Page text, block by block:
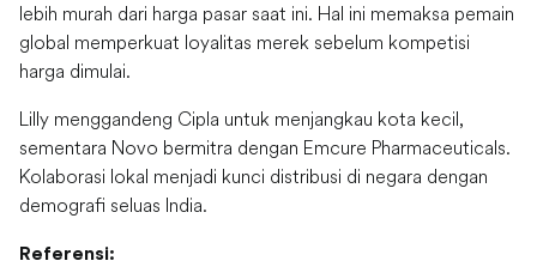
lebih murah dari harga pasar saat ini. Hal ini memaksa pemain
global memperkuat loyalitas merek sebelum kompetisi
harga dimulai.
Lilly menggandeng Cipla untuk menjangkau kota kecil,
sementara Novo bermitra dengan Emcure Pharmaceuticals.
Kolaborasi lokal menjadi kunci distribusi di negara dengan
demografi seluas India.
Referensi: